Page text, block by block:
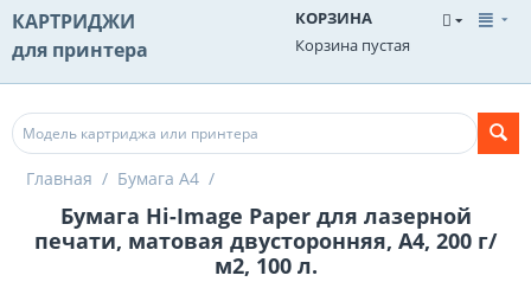
КАРТРИДЖИ
для принтера
КОРЗИНА
Корзина пустая
Главная / Бумага А4 /
Бумага Hi-Image Paper для лазерной
печати, матовая двусторонняя, A4, 200 г/
м2, 100 л.